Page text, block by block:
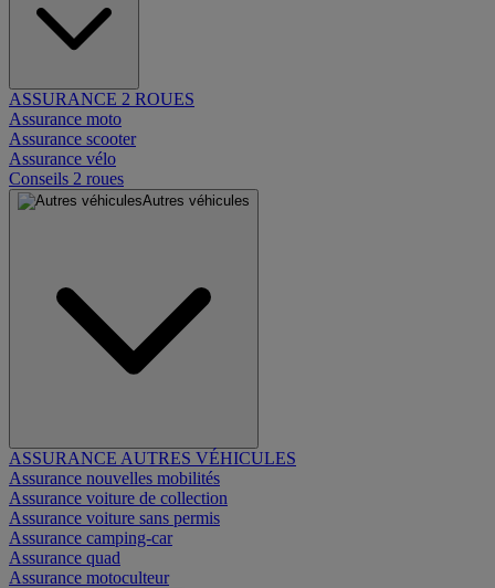
ASSURANCE 2 ROUES
Assurance moto
Assurance scooter
Assurance vélo
Conseils 2 roues
Autres véhicules
ASSURANCE AUTRES VÉHICULES
Assurance nouvelles mobilités
Assurance voiture de collection
Assurance voiture sans permis
Assurance camping-car
Assurance quad
Assurance motoculteur